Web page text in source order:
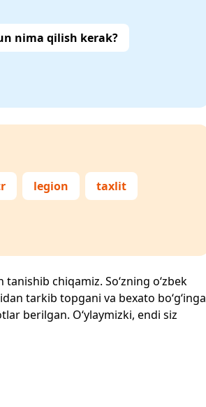
nima qilish kerak?
legion taxlit
chiqamiz. So‘zning o‘zbek
tarkib topgani va bexato bo‘g‘inga
berilgan. O‘ylaymizki, endi siz